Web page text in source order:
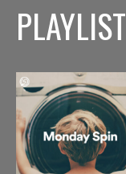
PLAYLIST